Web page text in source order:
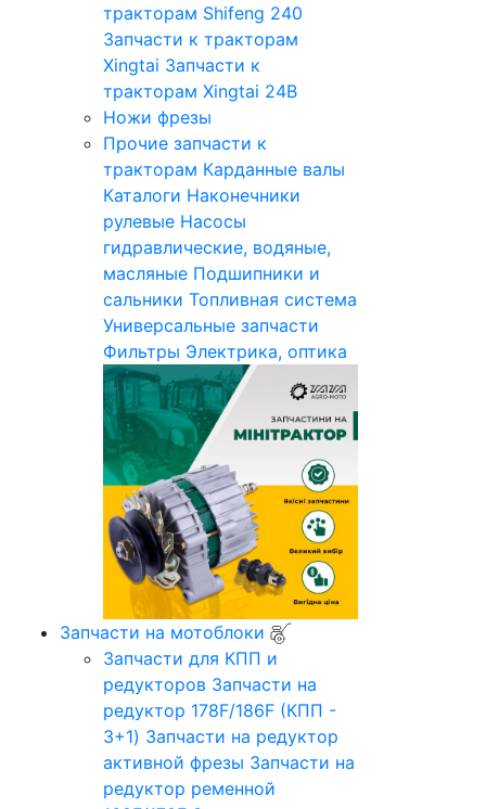
тракторам Shifeng 240
Запчасти к тракторам
Xingtai Запчасти к
тракторам Xingtai 24B
Ножи фрезы
Прочие запчасти к
тракторам Карданные валы
Каталоги Наконечники
рулевые Насосы
гидравлические, водяные,
масляные Подшипники и
сальники Топливная система
Универсальные запчасти
Фильтры Электрика, оптика
Запчасти на мотоблоки
Запчасти для КПП и
редукторов Запчасти на
редуктор 178F/186F (КПП -
3+1) Запчасти на редуктор
активной фрезы Запчасти на
редуктор ременной